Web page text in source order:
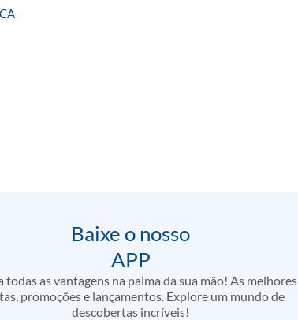
Baixe o nosso
APP
todas as vantagens na palma da sua mão! As melhores
promoções e lançamentos. Explore um mundo de
descobertas incríveis!